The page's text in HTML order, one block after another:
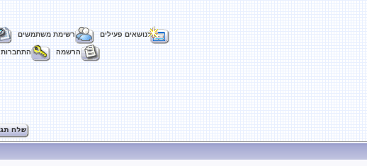
נושאים פעילים רשימת משתמשים
הרשמה התחברות